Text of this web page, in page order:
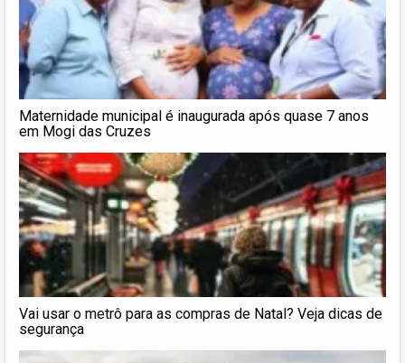
Maternidade municipal é inaugurada após quase 7 anos
em Mogi das Cruzes
Vai usar o metrô para as compras de Natal? Veja dicas de
segurança